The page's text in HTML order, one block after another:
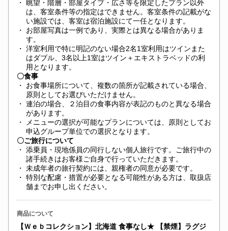
・
眺望・階層・部屋タイプ・広さ等を限定したプラン以外
は、客室条件等の指定はできません。客室条件の記載がな
い施設では、客室は宿泊施設にて一任となります。
・
お部屋写真は一例であり、実際とは異なる場合がありま
す。
・ 洋室利用で特に明記のない場合2名1室利用はツインまた
はダブル、3名以上1室はツイン＋エキストラベッドの利
用となります。
〇食事
・
お食事場所について、複数の箇所が記載されている場合、
原則としてお選びいただけません。
・ 連泊の場合、２泊目の食事内容が表記のものと異なる場合
があります。
・
メニューの選択が可能なプランについては、原則としてお
申込グループ単位での選択となります。
〇ご旅行について
・ 添乗員・現地係員の同行しない個人旅行です。ご旅行中の
諸手続きはお客様ご自身で行っていただきます。
・ 未成年者の旅行契約には、親権者の同意が必要です。
・ 特別な配慮・措置が必要となる可能性がある方は、取扱店
舗までお申し出ください。
商品について
【Ｗｅｂコレクション】北海道 食事なし★ 【禁煙】ラグジ